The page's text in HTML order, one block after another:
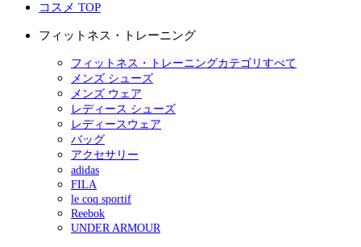
コスメ TOP
フィットネス・トレーニング
フィットネス・トレーニングカテゴリすべて
メンズ シューズ
メンズ ウェア
レディース シューズ
レディースウェア
バッグ
アクセサリー
adidas
FILA
le coq sportif
Reebok
UNDER ARMOUR